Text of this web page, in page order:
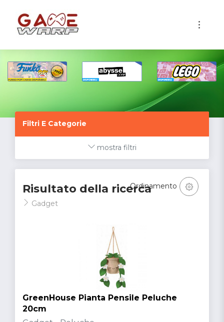
Filtri E Categorie
mostra filtri
Risultato della ricerca
Gadget
Ordinamento
GreenHouse Pianta Pensile Peluche
20cm